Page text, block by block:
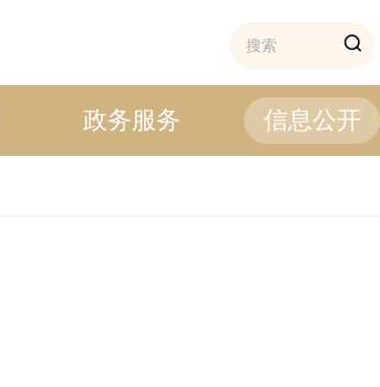
政务服务 信息公开